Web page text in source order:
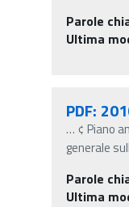
Parole
Ultima
PDF:
… ¢ Piano
generale
Parole
Ultima